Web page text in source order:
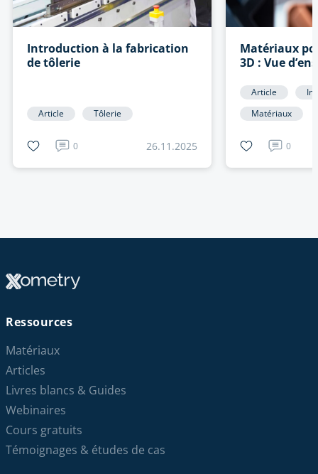
Introduction à la fabrication
de tôlerie
Article Tôlerie
0 26.11.2025
Matériaux
3D : Vue
Article
Matériaux
0
Ressources
Matériaux
Articles
Livres blancs & Guides
Webinaires
Cours gratuits
Témoignages & études de cas